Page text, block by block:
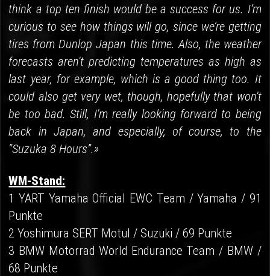
think a top ten finish would be a success for us. I’m
curious to see how things will go, since we’re getting
tires from Dunlop Japan this time. Also, the weather
forecasts aren't predicting temperatures as high as
last year, for example, which is a good thing too. It
could also get very wet, though, hopefully that won't
be too bad. Still, I'm really looking forward to being
back in Japan, and especially, of course, to the
“Suzuka 8 Hours”.»
WM-Stand:
1 YART Yamaha Official EWC Team / Yamaha / 91
Punkte
2 Yoshimura SERT Motul / Suzuki / 69 Punkte
3 BMW Motorrad World Endurance Team / BMW /
68 Punkte